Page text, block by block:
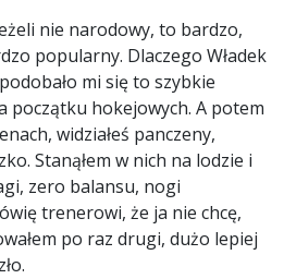
nie narodowy, to bardzo,
popularny. Dlaczego Władek
mi się to szybkie
początku hokejowych. A potem
widziałeś panczeny,
Stanąłem w nich na lodzie i
zero balansu, nogi
trenerowi, że ja nie chcę,
po raz drugi, dużo lepiej